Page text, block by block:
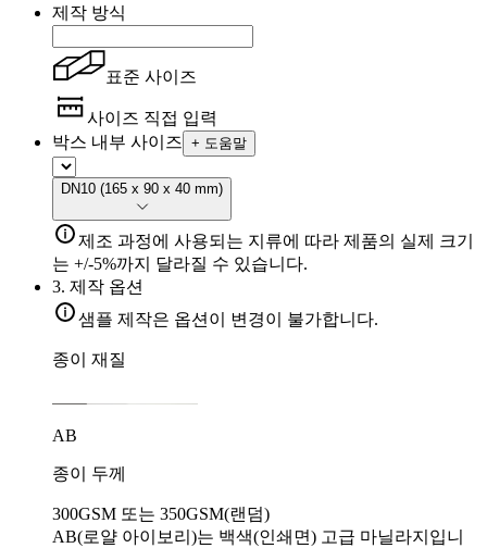
제작 방식
표준 사이즈
사이즈 직접 입력
박스 내부 사이즈 + 도움말
DN10 (165 x 90 x 40 mm)
제조 과정에 사용되는 지류에 따라 제품의 실제 크기
는 +/-5%까지 달라질 수 있습니다.
3. 제작 옵션
샘플 제작은 옵션이 변경이 불가합니다.
종이 재질
AB
종이 두께
300GSM 또는 350GSM(랜덤)
AB(로얄 아이보리)는 백색(인쇄면) 고급 마닐라지입니